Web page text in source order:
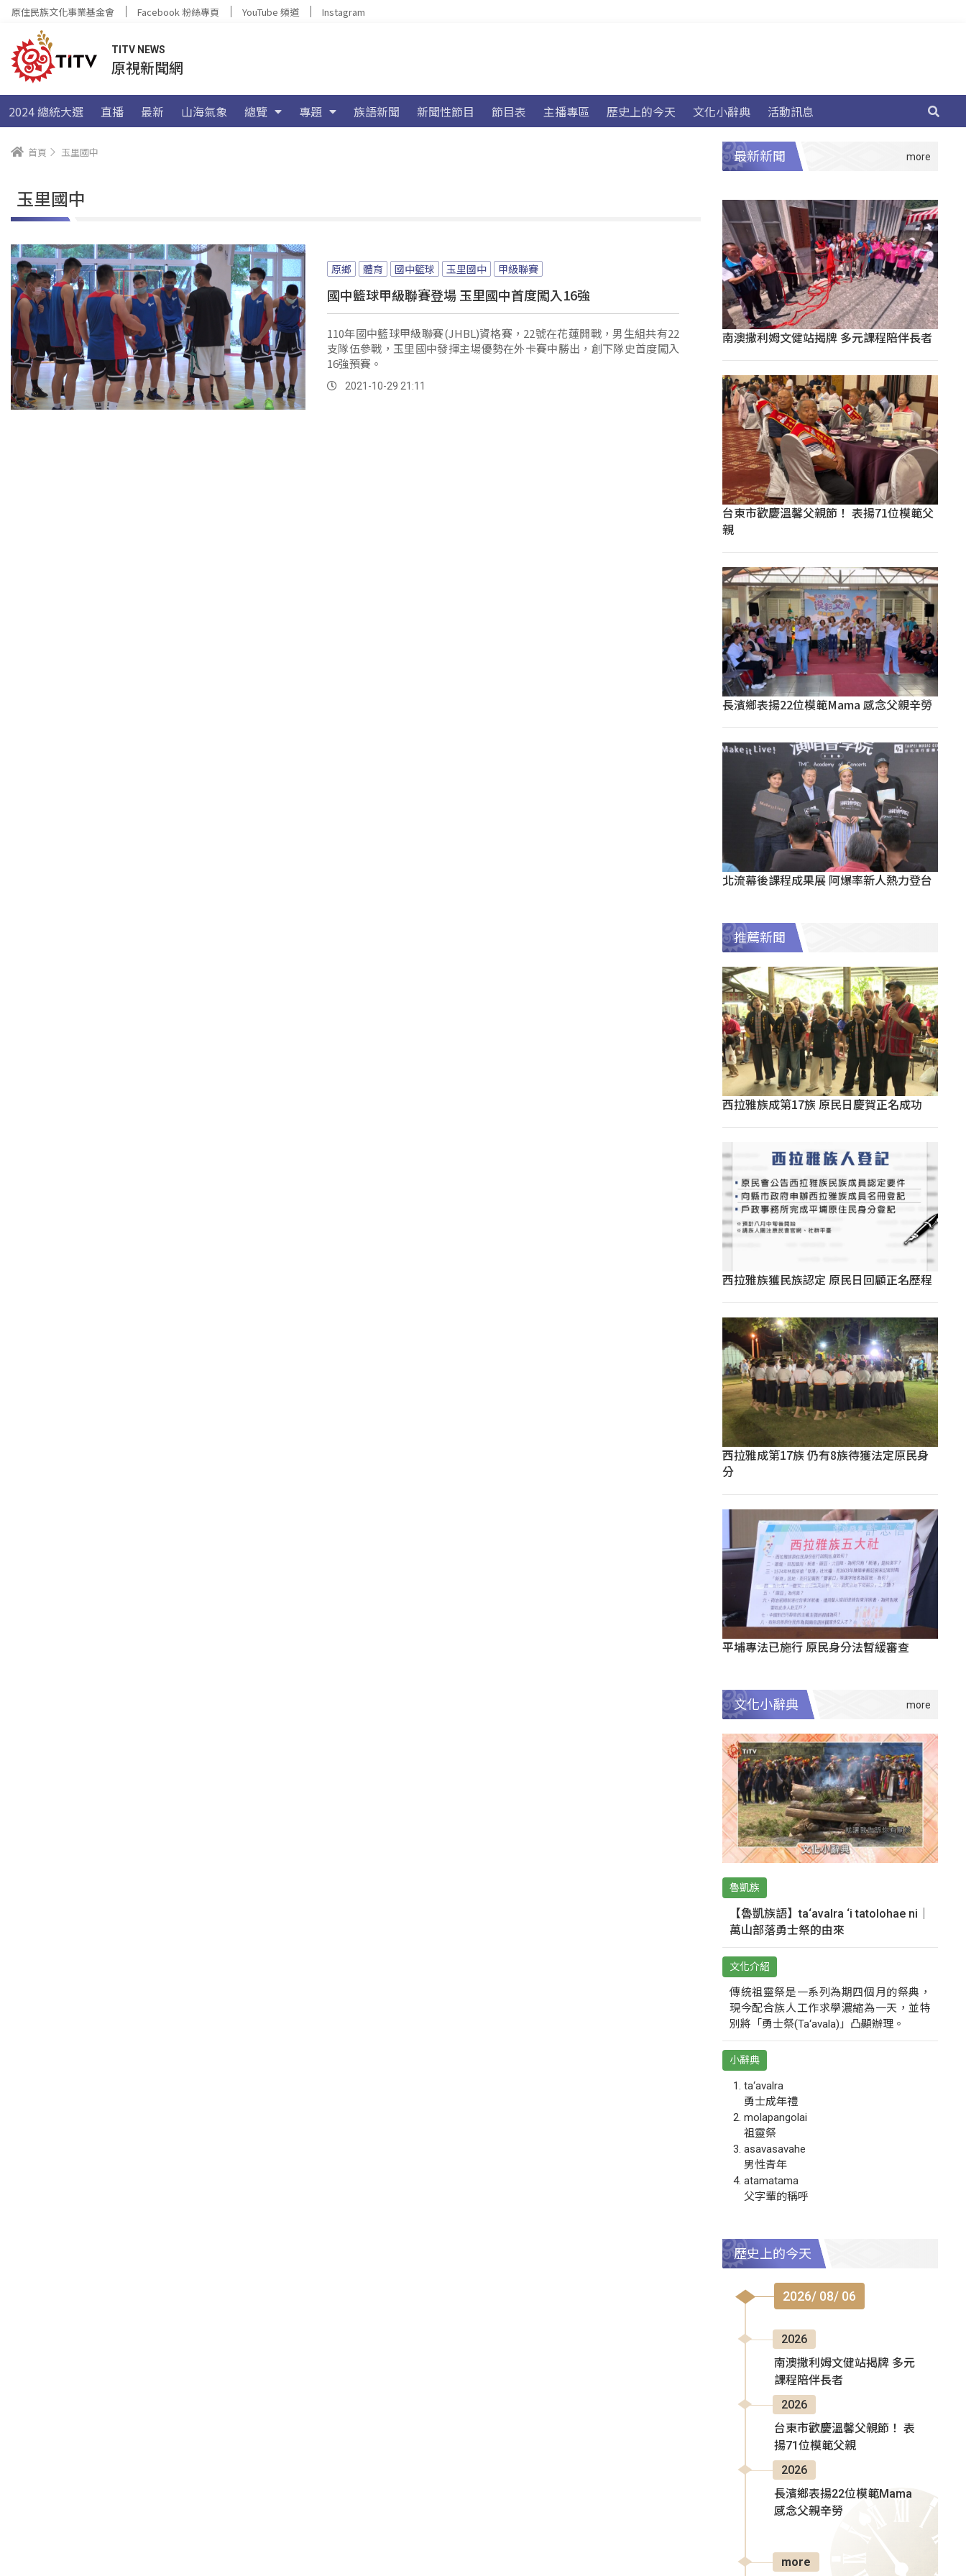
原住民族文化事業基金會 Facebook 粉絲專頁 YouTube 頻道 Instagram
TITV NEWS
原視新聞網
2024 總統大選 直播 最新 山海氣象 總覽 專題 族語新聞 新聞性節目 節目表 主播專區 歷史上的今天 文化小辭典 活動訊息
首頁 玉里國中
玉里國中
原鄉 體育 國中籃球 玉里國中 甲級聯賽
國中籃球甲級聯賽登場 玉里國中首度闖入16強
110年國中籃球甲級聯賽(JHBL)資格賽，22號在花蓮開戰，男生組共有22
支隊伍參戰，玉里國中發揮主場優勢在外卡賽中勝出，創下隊史首度闖入
16強預賽。
2021-10-29 21:11
最新新聞
南澳撒利姆文健站揭牌 多元課程陪伴長者
台東市歡慶溫馨父親節！ 表揚71位模範父
親
長濱鄉表揚22位模範Mama 感念父親辛勞
北流幕後課程成果展 阿爆率新人熱力登台
推薦新聞
西拉雅族成第17族 原民日慶賀正名成功
西拉雅族獲民族認定 原民日回顧正名歷程
西拉雅成第17族 仍有8族待獲法定原民身
分
平埔專法已施行 原民身分法暫緩審查
文化小辭典
魯凱族
【魯凱族語】ta‘avalra ‘i tatolohae ni｜
萬山部落勇士祭的由來
文化介紹
傳統祖靈祭是一系列為期四個月的祭典，
現今配合族人工作求學濃縮為一天，並特
別將「勇士祭(Ta‘avala)」凸顯辦理。
小辭典
ta‘avalra
勇士成年禮
molapangolai
祖靈祭
asavasavahe
男性青年
atamatama
父字輩的稱呼
歷史上的今天
2026/ 08/ 06
2026
南澳撒利姆文健站揭牌 多元
課程陪伴長者
2026
台東市歡慶溫馨父親節！ 表
揚71位模範父親
2026
長濱鄉表揚22位模範Mama
感念父親辛勞
more